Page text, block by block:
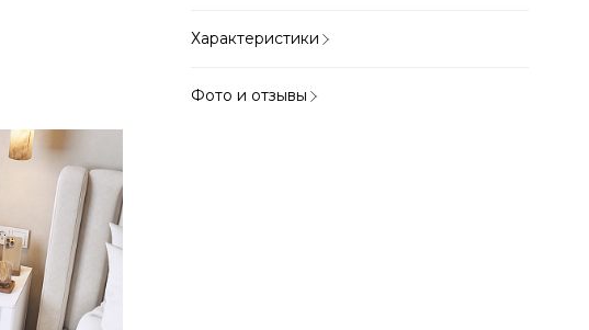
Характеристики
Фото и отзывы